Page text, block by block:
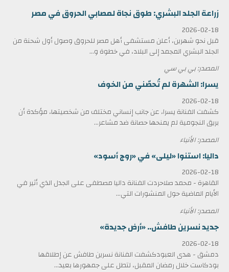
زراعة الجلد البشري: طوق نجاة لمصابي الحروق في مصر
2026-02-18
قبل نحو شهرين، أعلن مستشفى أهل مصر للحروق وصول أول شحنة من
الجلد البشري المجمد إلى البلاد، في خطوة و...
المصدر: بي بي سي
يسرا: الشهرة لم تُحصّني من الخوف
2026-02-18
كشفت الفنانة يسرا، عن جانب إنساني مختلف من شخصيتها، مؤكدة أن
بريق النجومية لم يمنحها حصانة ضد مشاعر...
المصدر: الأنباء
داليا: استنوا «ليلى» في «روج أسود»
2026-02-18
القاهرة - محمد صلاحردت الفنانة داليا مصطفى على الجدل الذي أثير في
الأيام الماضية حول المنشورات التي...
المصدر: الأنباء
جديد نسرين طافش.. «أرض جديدة»
2026-02-18
دمشق - هدى العبودكشفت الفنانة نسرين طافش عن إطلاقها
بودكاست خلال رمضان المقبل، لتطل على جمهورها بعيد...